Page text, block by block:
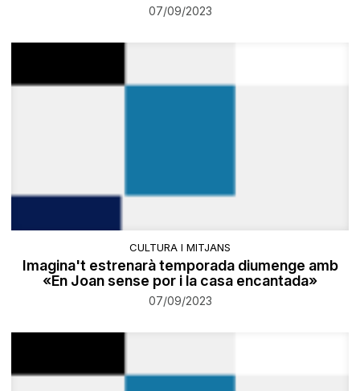
07/09/2023
CULTURA I MITJANS
Imagina't estrenarà temporada diumenge amb
«En Joan sense por i la casa encantada»
07/09/2023